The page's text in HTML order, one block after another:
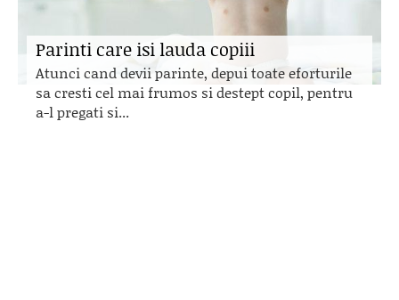
Parinti care isi lauda copiii
Atunci cand devii parinte, depui toate eforturile
sa cresti cel mai frumos si destept copil, pentru
a-l pregati si...